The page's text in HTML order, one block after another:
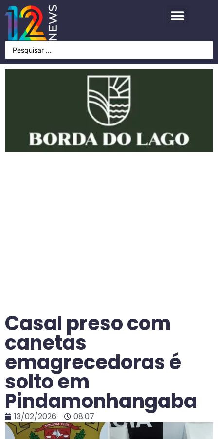
Casal preso com
canetas
emagrecedoras é
solto em
Pindamonhangaba
13/02/2026 08:07